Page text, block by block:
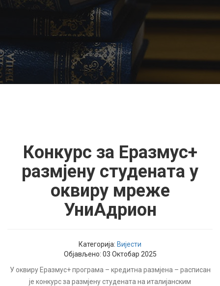
Конкурс за Еразмус+
размјену студената у
оквиру мреже
УниАдрион
Категорија: Вијести
Објављено: 03 Октобар 2025
У оквиру Еразмус+ програма – кредитна размјена – расписан
је конкурс за размјену студената на италијанским